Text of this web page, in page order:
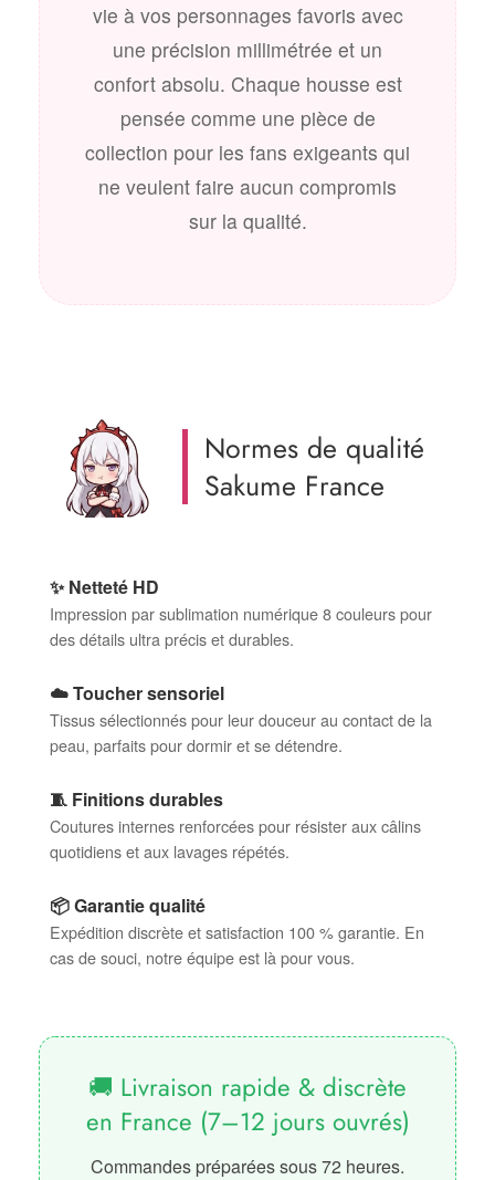
vie à vos personnages favoris avec
une précision millimétrée et un
confort absolu. Chaque housse est
pensée comme une pièce de
collection pour les fans exigeants qui
ne veulent faire aucun compromis
sur la qualité.
Normes de qualité
Sakume France
✨ Netteté HD
Impression par sublimation numérique 8 couleurs pour
des détails ultra précis et durables.
☁️ Toucher sensoriel
Tissus sélectionnés pour leur douceur au contact de la
peau, parfaits pour dormir et se détendre.
🧵 Finitions durables
Coutures internes renforcées pour résister aux câlins
quotidiens et aux lavages répétés.
📦 Garantie qualité
Expédition discrète et satisfaction 100 % garantie. En
cas de souci, notre équipe est là pour vous.
🚚 Livraison rapide & discrète
en France (7–12 jours ouvrés)
Commandes préparées sous 72 heures.